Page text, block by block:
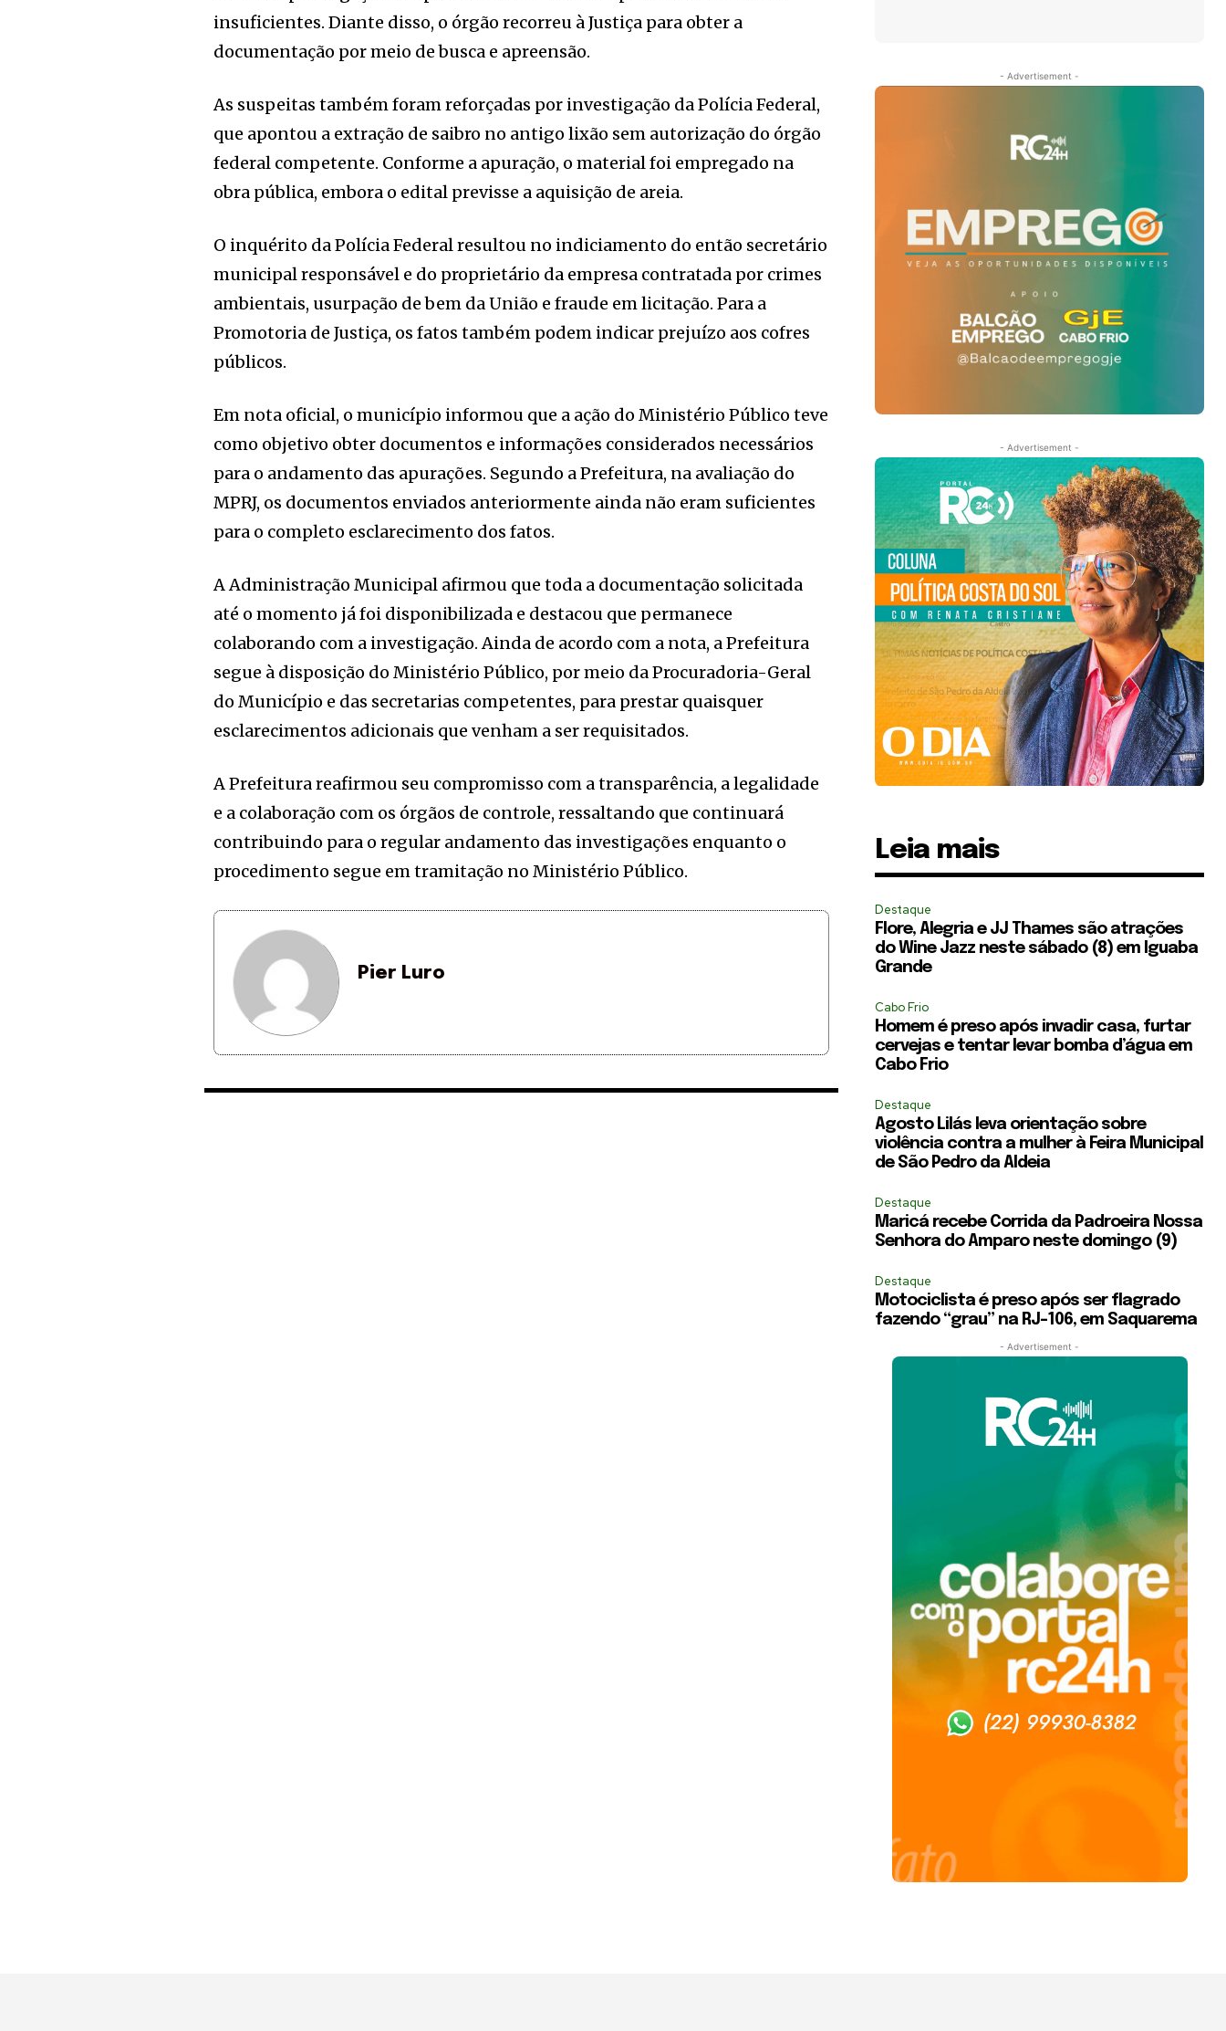
insuficientes. Diante disso, o órgão recorreu à Justiça para obter a
documentação por meio de busca e apreensão.
As suspeitas também foram reforçadas por investigação da Polícia Federal,
que apontou a extração de saibro no antigo lixão sem autorização do órgão
federal competente. Conforme a apuração, o material foi empregado na
obra pública, embora o edital previsse a aquisição de areia.
O inquérito da Polícia Federal resultou no indiciamento do então secretário
municipal responsável e do proprietário da empresa contratada por crimes
ambientais, usurpação de bem da União e fraude em licitação. Para a
Promotoria de Justiça, os fatos também podem indicar prejuízo aos cofres
públicos.
Em nota oficial, o município informou que a ação do Ministério Público teve
como objetivo obter documentos e informações considerados necessários
para o andamento das apurações. Segundo a Prefeitura, na avaliação do
MPRJ, os documentos enviados anteriormente ainda não eram suficientes
para o completo esclarecimento dos fatos.
A Administração Municipal afirmou que toda a documentação solicitada
até o momento já foi disponibilizada e destacou que permanece
colaborando com a investigação. Ainda de acordo com a nota, a Prefeitura
segue à disposição do Ministério Público, por meio da Procuradoria-Geral
do Município e das secretarias competentes, para prestar quaisquer
esclarecimentos adicionais que venham a ser requisitados.
A Prefeitura reafirmou seu compromisso com a transparência, a legalidade
e a colaboração com os órgãos de controle, ressaltando que continuará
contribuindo para o regular andamento das investigações enquanto o
procedimento segue em tramitação no Ministério Público.
Pier Luro
- Advertisement -
- Advertisement -
Leia mais
Destaque
Flore, Alegria e JJ Thames são atrações
do Wine Jazz neste sábado (8) em Iguaba
Grande
Cabo Frio
Homem é preso após invadir casa, furtar
cervejas e tentar levar bomba d’água em
Cabo Frio
Destaque
Agosto Lilás leva orientação sobre
violência contra a mulher à Feira Municipal
de São Pedro da Aldeia
Destaque
Maricá recebe Corrida da Padroeira Nossa
Senhora do Amparo neste domingo (9)
Destaque
Motociclista é preso após ser flagrado
fazendo “grau” na RJ-106, em Saquarema
- Advertisement -